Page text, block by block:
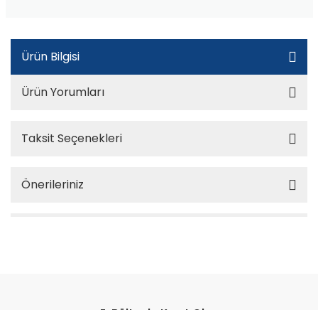
Ürün Bilgisi
Ürün Yorumları
Taksit Seçenekleri
Önerileriniz